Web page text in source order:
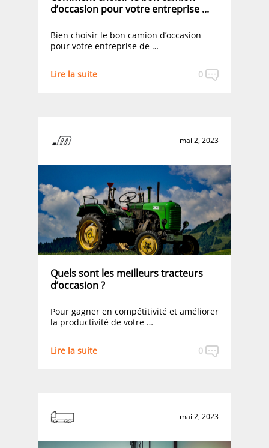
d’occasion pour votre entreprise ...
Bien choisir le bon camion d’occasion
pour votre entreprise de …
0
Lire la suite
mai 2, 2023
Quels sont les meilleurs tracteurs
d’occasion ?
Pour gagner en compétitivité et améliorer
la productivité de votre …
0
Lire la suite
mai 2, 2023